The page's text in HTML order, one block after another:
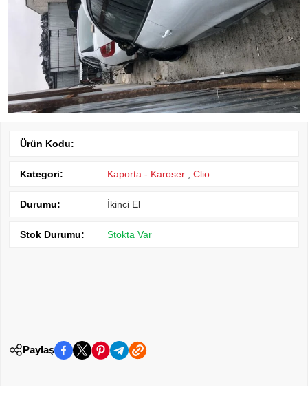
Ürün Kodu:
Kategori: Kaporta - Karoser Clio
Durumu: İkinci El
Stok Durumu: Stokta Var
Paylaş